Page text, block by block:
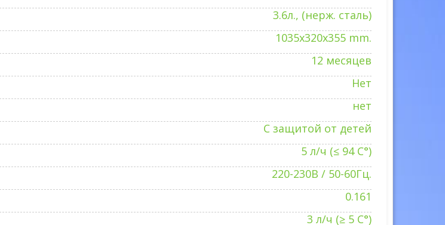
3.6л., (нерж. сталь)
1035x320x355 mm.
12 месяцев
Нет
нет
С защитой от детей
5 л/ч (≤ 94 C°)
220-230В / 50-60Гц.
0.161
3 л/ч (≥ 5 C°)